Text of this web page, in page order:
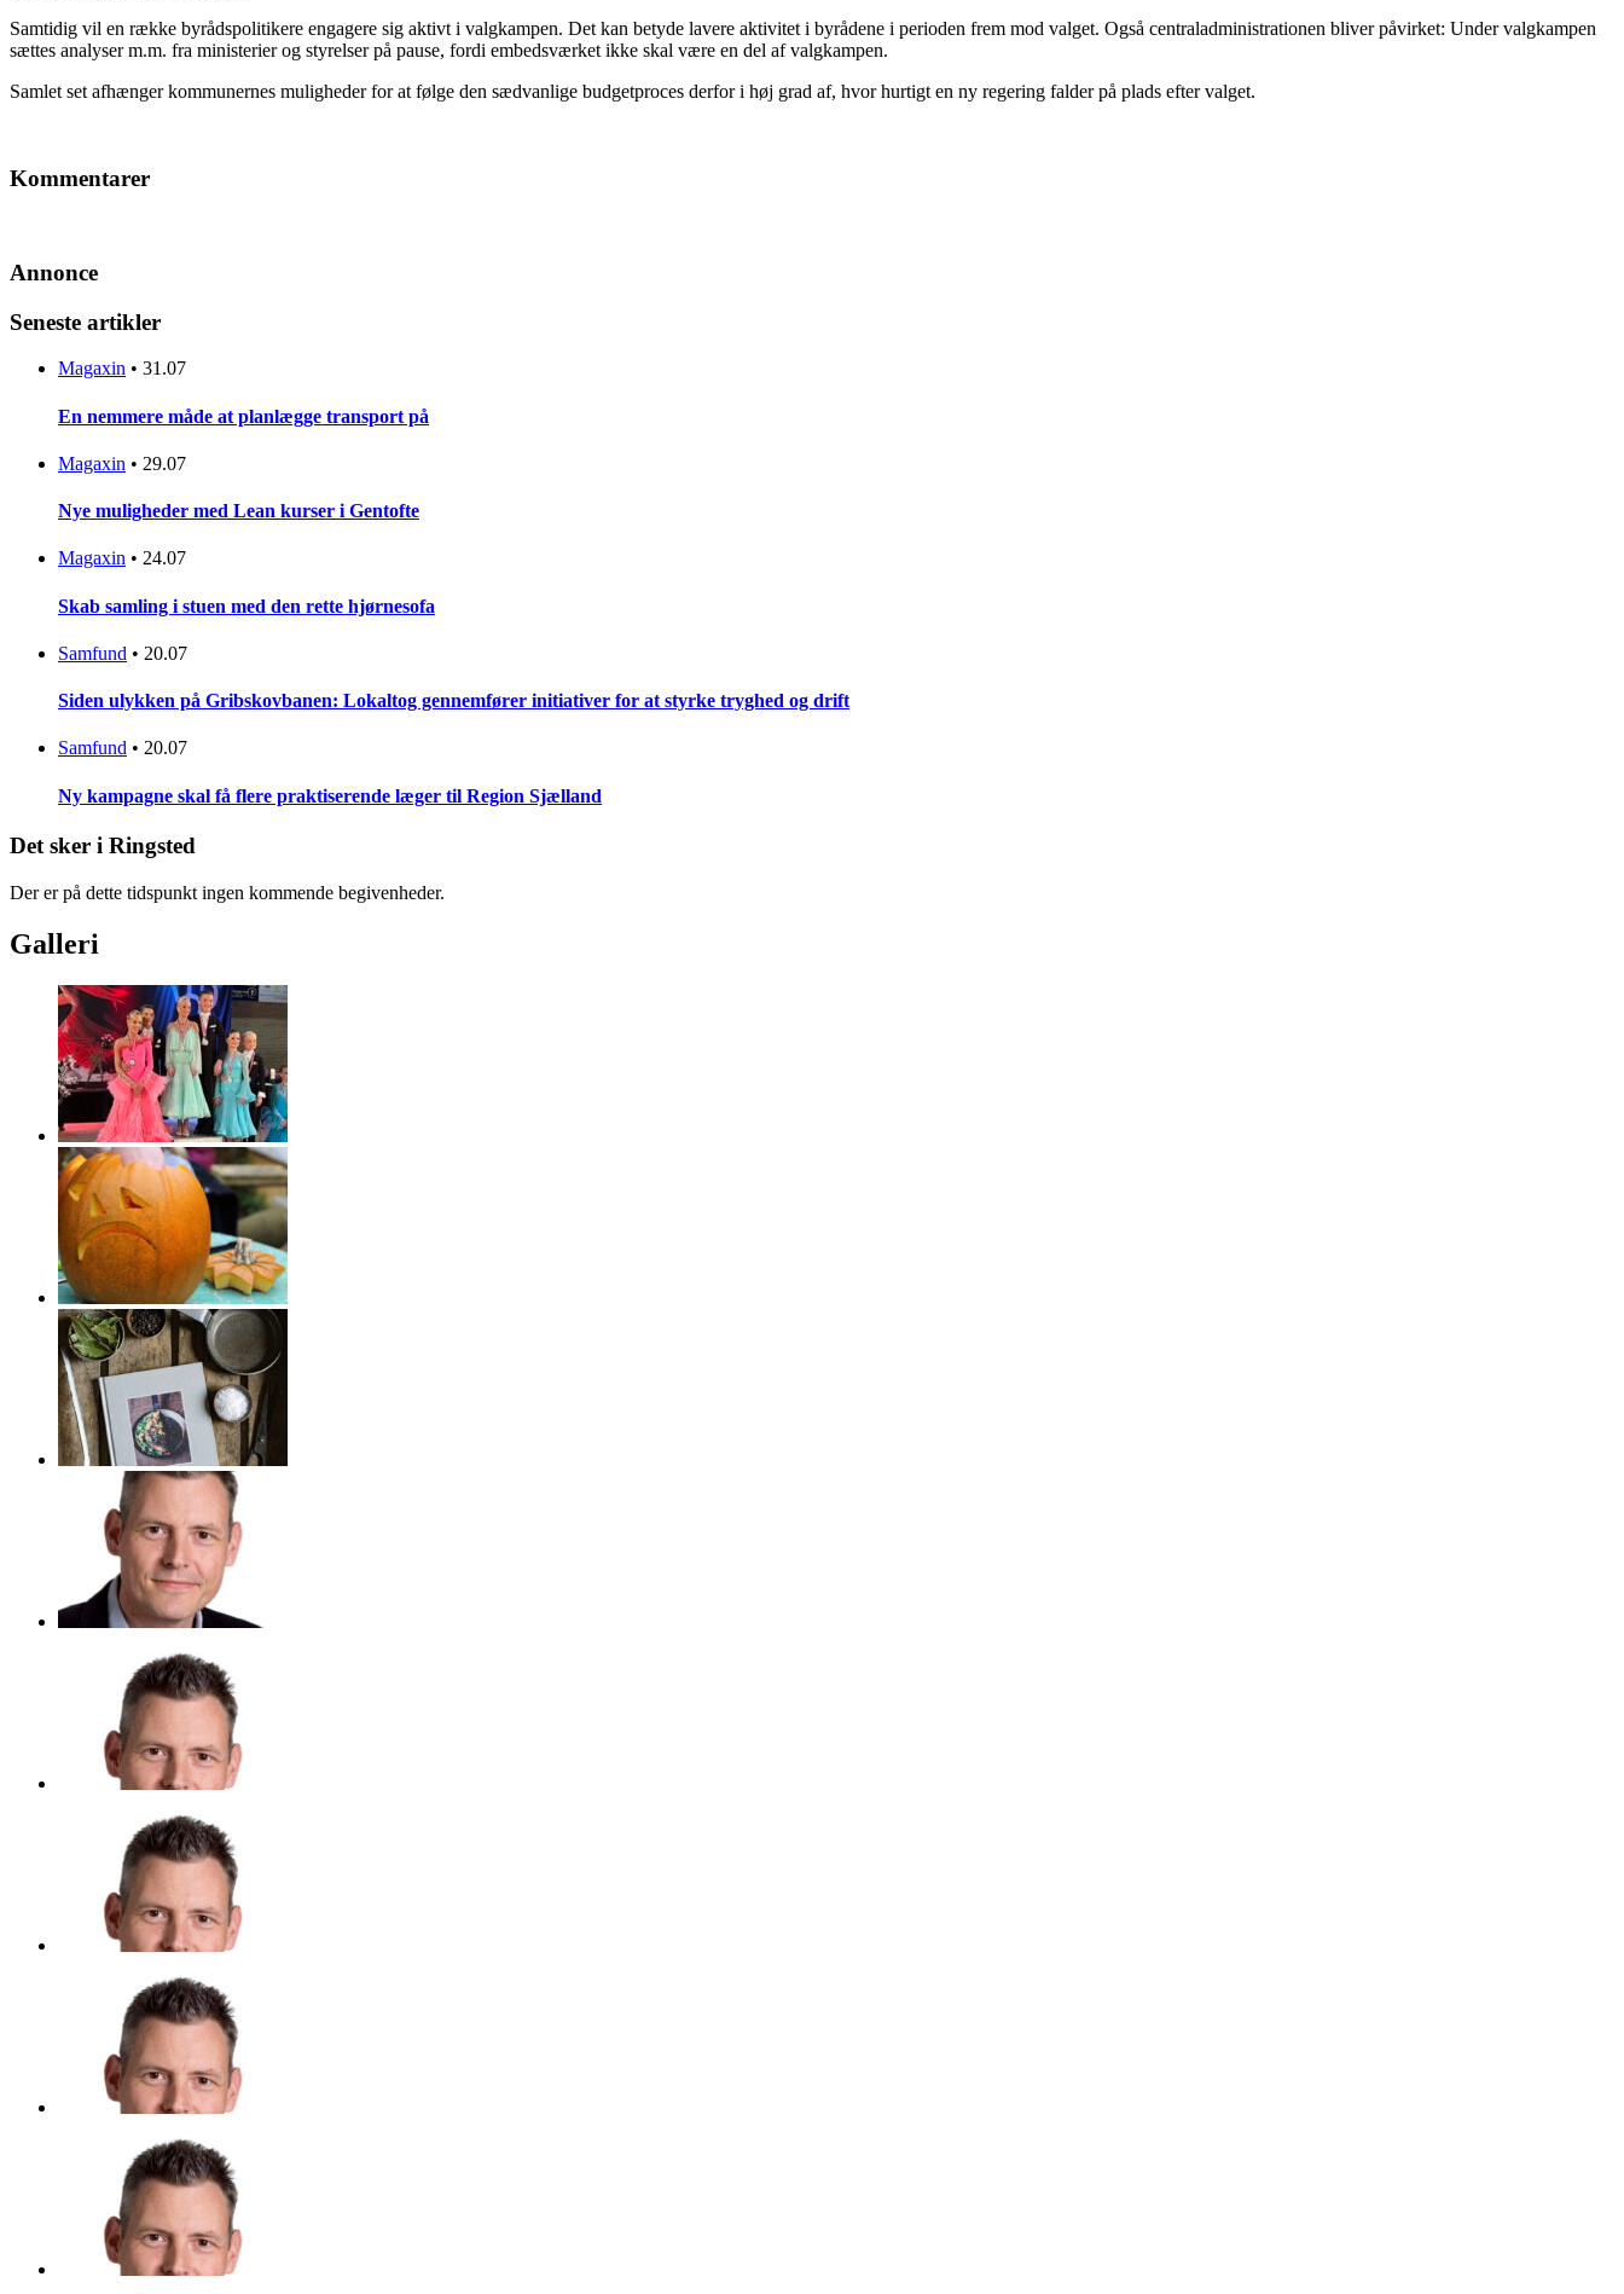
Samtidig vil en række byrådspolitikere engagere sig aktivt i valgkampen. Det kan betyde lavere aktivitet i byrådene i perioden frem mod valget. Også centraladministrationen bliver påvirket: Under valgkampen
sættes analyser m.m. fra ministerier og styrelser på pause, fordi embedsværket ikke skal være en del af valgkampen.
Samlet set afhænger kommunernes muligheder for at følge den sædvanlige budgetproces derfor i høj grad af, hvor hurtigt en ny regering falder på plads efter valget.
Kommentarer
Annonce
Seneste artikler
Magaxin • 31.07
En nemmere måde at planlægge transport på
Magaxin • 29.07
Nye muligheder med Lean kurser i Gentofte
Magaxin • 24.07
Skab samling i stuen med den rette hjørnesofa
Samfund • 20.07
Siden ulykken på Gribskovbanen: Lokaltog gennemfører initiativer for at styrke tryghed og drift
Samfund • 20.07
Ny kampagne skal få flere praktiserende læger til Region Sjælland
Det sker i Ringsted
Der er på dette tidspunkt ingen kommende begivenheder.
Galleri